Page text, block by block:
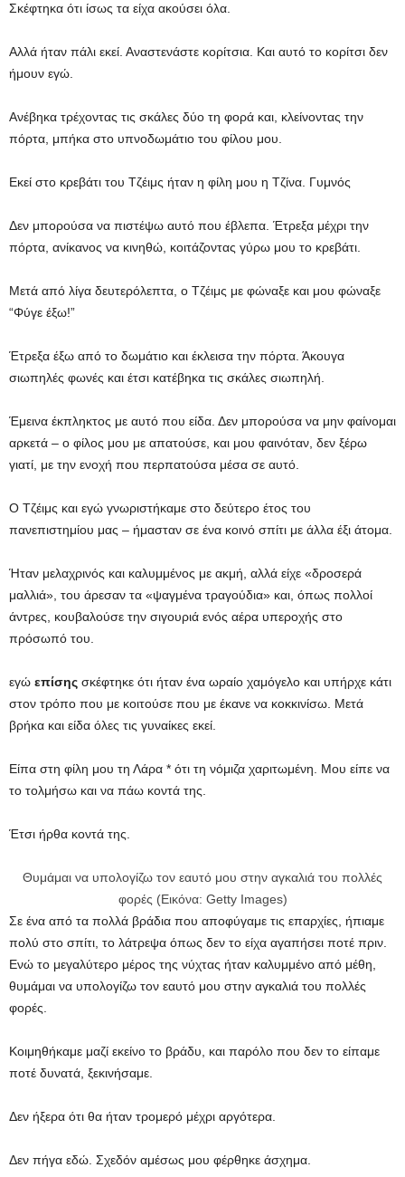
Σκέφτηκα ότι ίσως τα είχα ακούσει όλα.
Αλλά ήταν πάλι εκεί. Αναστενάστε κορίτσια. Και αυτό το κορίτσι δεν
ήμουν εγώ.
Ανέβηκα τρέχοντας τις σκάλες δύο τη φορά και, κλείνοντας την
πόρτα, μπήκα στο υπνοδωμάτιο του φίλου μου.
Εκεί στο κρεβάτι του Τζέιμς ήταν η φίλη μου η Τζίνα. Γυμνός
Δεν μπορούσα να πιστέψω αυτό που έβλεπα. Έτρεξα μέχρι την
πόρτα, ανίκανος να κινηθώ, κοιτάζοντας γύρω μου το κρεβάτι.
Μετά από λίγα δευτερόλεπτα, ο Τζέιμς με φώναξε και μου φώναξε
“Φύγε έξω!”
Έτρεξα έξω από το δωμάτιο και έκλεισα την πόρτα. Άκουγα
σιωπηλές φωνές και έτσι κατέβηκα τις σκάλες σιωπηλή.
Έμεινα έκπληκτος με αυτό που είδα. Δεν μπορούσα να μην φαίνομαι
αρκετά – ο φίλος μου με απατούσε, και μου φαινόταν, δεν ξέρω
γιατί, με την ενοχή που περπατούσα μέσα σε αυτό.
Ο Τζέιμς και εγώ γνωριστήκαμε στο δεύτερο έτος του
πανεπιστημίου μας – ήμασταν σε ένα κοινό σπίτι με άλλα έξι άτομα.
Ήταν μελαχρινός και καλυμμένος με ακμή, αλλά είχε «δροσερά
μαλλιά», του άρεσαν τα «ψαγμένα τραγούδια» και, όπως πολλοί
άντρες, κουβαλούσε την σιγουριά ενός αέρα υπεροχής στο
πρόσωπό του.
εγώ επίσης σκέφτηκε ότι ήταν ένα ωραίο χαμόγελο και υπήρχε κάτι
στον τρόπο που με κοιτούσε που με έκανε να κοκκινίσω. Μετά
βρήκα και είδα όλες τις γυναίκες εκεί.
Είπα στη φίλη μου τη Λάρα * ότι τη νόμιζα χαριτωμένη. Μου είπε να
το τολμήσω και να πάω κοντά της.
Έτσι ήρθα κοντά της.
Θυμάμαι να υπολογίζω τον εαυτό μου στην αγκαλιά του πολλές
φορές (Εικόνα: Getty Images)
Σε ένα από τα πολλά βράδια που αποφύγαμε τις επαρχίες, ήπιαμε
πολύ στο σπίτι, το λάτρεψα όπως δεν το είχα αγαπήσει ποτέ πριν.
Ενώ το μεγαλύτερο μέρος της νύχτας ήταν καλυμμένο από μέθη,
θυμάμαι να υπολογίζω τον εαυτό μου στην αγκαλιά του πολλές
φορές.
Κοιμηθήκαμε μαζί εκείνο το βράδυ, και παρόλο που δεν το είπαμε
ποτέ δυνατά, ξεκινήσαμε.
Δεν ήξερα ότι θα ήταν τρομερό μέχρι αργότερα.
Δεν πήγα εδώ. Σχεδόν αμέσως μου φέρθηκε άσχημα.